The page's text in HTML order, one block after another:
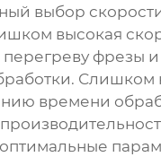
выбор
высокая
перегреву фрезы
Слишком
времени